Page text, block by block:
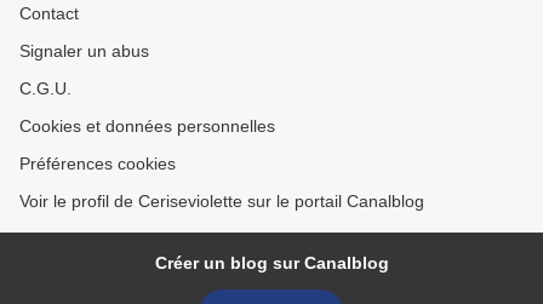
Contact
Signaler un abus
C.G.U.
Cookies et données personnelles
Préférences cookies
Voir le profil de Ceriseviolette sur le portail Canalblog
Créer un blog sur Canalblog